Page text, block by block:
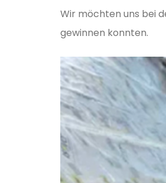
Wir möchten uns bei
gewinnen konnten.